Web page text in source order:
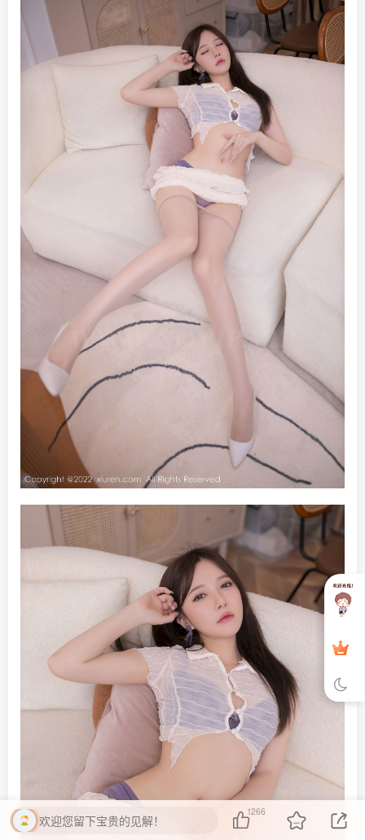
欢迎您留下宝贵的见解！
1266